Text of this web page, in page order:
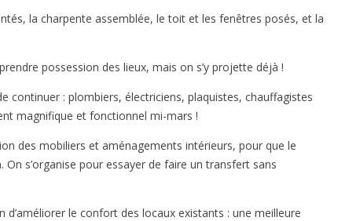
de
Recyclerie
la charpente assemblée, le toit et les fenêtres posés, et la
possession des lieux, mais on s’y projette déjà !
continuer : plombiers, électriciens, plaquistes, chauffagistes
magnifique et fonctionnel mi-mars !
des mobiliers et aménagements intérieurs, pour que le
s’organise pour essayer de faire un transfert sans
d’améliorer le confort des locaux existants : une meilleure